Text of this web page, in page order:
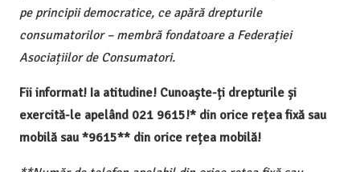
pe principii democratice, ce apără drepturile
consumatorilor – membră fondatoare a Federației
Asociațiilor de Consumatori.
Fii informat! Ia atitudine! Cunoaște-ți drepturile și
exercită-le apelând 021 9615!* din orice rețea fixă sau
mobilă sau *9615** din orice rețea mobilă!